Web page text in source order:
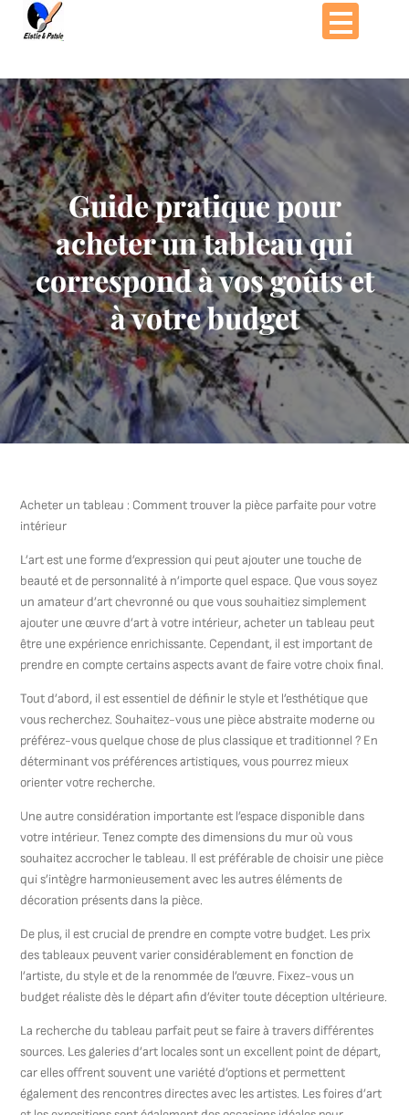
Passer
Guide pratique pour
acheter un tableau qui
correspond à vos goûts et
à votre budget
Acheter un tableau : Comment trouver la pièce parfaite pour votre
intérieur
L’art est une forme d’expression qui peut ajouter une touche de
beauté et de personnalité à n’importe quel espace. Que vous soyez
un amateur d’art chevronné ou que vous souhaitiez simplement
ajouter une œuvre d’art à votre intérieur, acheter un tableau peut
être une expérience enrichissante. Cependant, il est important de
prendre en compte certains aspects avant de faire votre choix final.
Tout d’abord, il est essentiel de définir le style et l’esthétique que
vous recherchez. Souhaitez-vous une pièce abstraite moderne ou
préférez-vous quelque chose de plus classique et traditionnel ? En
déterminant vos préférences artistiques, vous pourrez mieux
orienter votre recherche.
Une autre considération importante est l’espace disponible dans
votre intérieur. Tenez compte des dimensions du mur où vous
souhaitez accrocher le tableau. Il est préférable de choisir une pièce
qui s’intègre harmonieusement avec les autres éléments de
décoration présents dans la pièce.
De plus, il est crucial de prendre en compte votre budget. Les prix
des tableaux peuvent varier considérablement en fonction de
l’artiste, du style et de la renommée de l’œuvre. Fixez-vous un
budget réaliste dès le départ afin d’éviter toute déception ultérieure.
La recherche du tableau parfait peut se faire à travers différentes
sources. Les galeries d’art locales sont un excellent point de départ,
car elles offrent souvent une variété d’options et permettent
également des rencontres directes avec les artistes. Les foires d’art